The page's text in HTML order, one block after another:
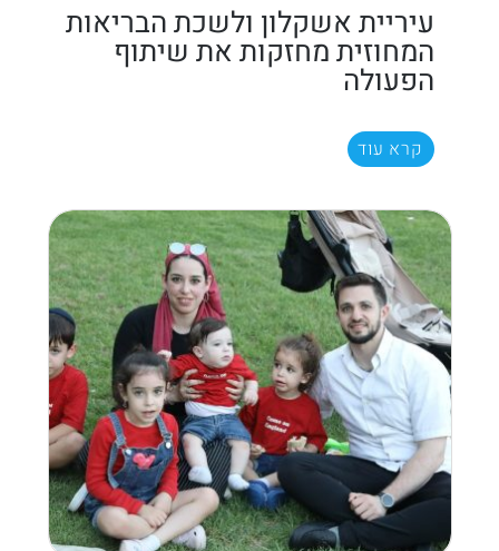
עיריית אשקלון ולשכת הבריאות
המחוזית מחזקות את שיתוף
הפעולה
קרא עוד